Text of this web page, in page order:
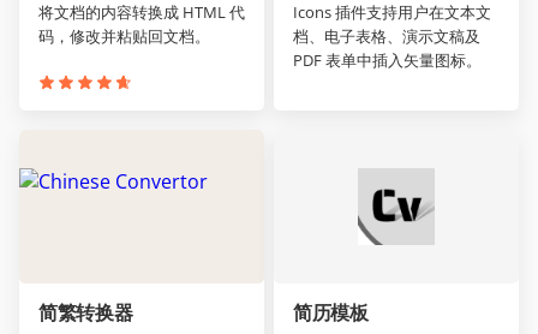
将文档的内容转换成 HTML 代
码，修改并粘贴回文档。
Icons 插件支持用户在文本文
档、电子表格、演示文稿及
PDF 表单中插入矢量图标。
简繁转换器 简历模板